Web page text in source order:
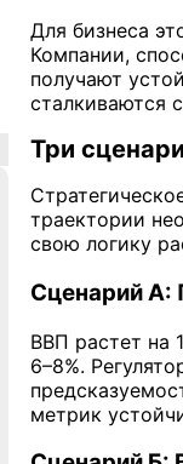
Для бизнеса
Компании,
получают
сталкиваются
Три
траектории
свою логику
Сценарий А:
ВВП растет на
6–8%.
метрик